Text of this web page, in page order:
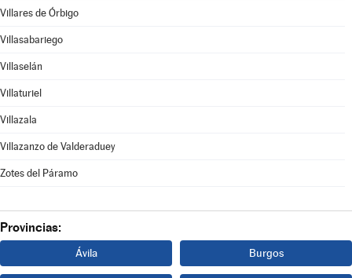
Villares de Órbigo
Villasabariego
Villaselán
Villaturiel
Villazala
Villazanzo de Valderaduey
Zotes del Páramo
Provincias:
Ávila Burgos